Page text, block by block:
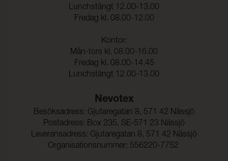
Anfärgning multifiberväv:
5
Färghärdighet mot
(ISO 105-E16)
Färghärdighet mot svett: (ISO 105-E04)
Anfärgning, multifiberväv: 5
Färgändring: 5
Lunchstängt 12.00-13.00
Fredag kl. 08.00-12.00
Kontor:
Mån-tors kl. 08.00-16.00
Fredag kl. 08.00-14.45
Lunchstängt 12.00-13.00
Nevotex
Besöksadress: Gjutaregatan 8, 571 42 Nässjö
Postadress: Box 235, SE-571 23 Nässjö
Leveransadress: Gjutaregatan 8, 571 42 Nässjö
Organisationsnummer: 556220-7752